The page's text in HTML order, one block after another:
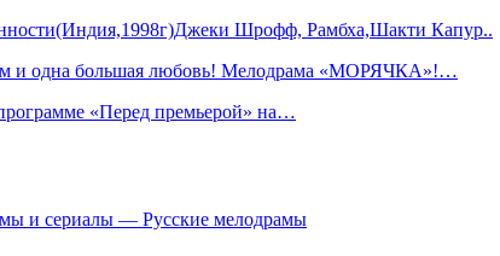
Шрофф, Рамбха,Шакти Капур..
и одна большая любовь! Мелодрама «МОРЯЧКА»!…
«Перед премьерой» на…
и сериалы — Русские мелодрамы